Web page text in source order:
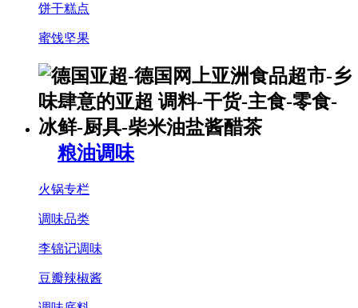
饼干糕点
蜜饯坚果
粮油调味
火锅专栏
调味品类
李锦记调味
豆瓣辣椒酱